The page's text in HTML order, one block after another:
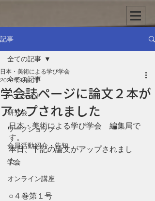
記事
全ての記事
ハイライト
研究会
ワークショップ
会員活動紹介・告知
学会
オンライン講座
全ての記事
学会誌ページに論文２本が
アップされました
日本・美術による学び学会
2023年9月27日
日本・美術による学び学会　編集局で
す。
本日、下記の論文がアップされまし
た。
○４巻第１号